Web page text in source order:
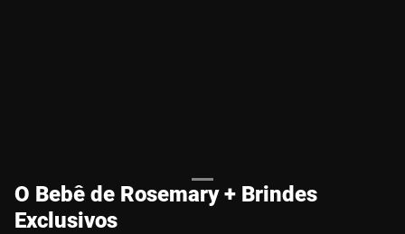
O Bebê de Rosemary + Brindes
Exclusivos